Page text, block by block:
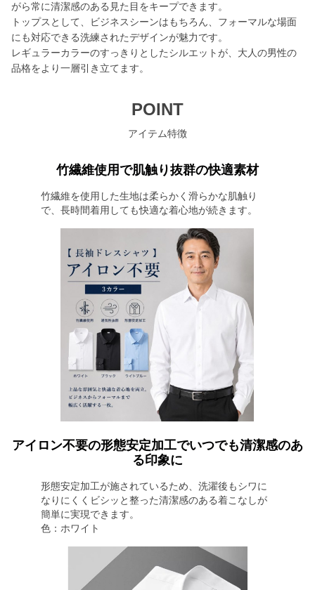
がら常に清潔感のある見た目をキープできます。
トップスとして、ビジネスシーンはもちろん、フォーマルな場面
にも対応できる洗練されたデザインが魅力です。
レギュラーカラーのすっきりとしたシルエットが、大人の男性の
品格をより一層引き立てます。
POINT
アイテム特徴
竹繊維使用で肌触り抜群の快適素材
竹繊維を使用した生地は柔らかく滑らかな肌触り
で、長時間着用しても快適な着心地が続きます。
アイロン不要の形態安定加工でいつでも清潔感のあ
る印象に
形態安定加工が施されているため、洗濯後もシワに
なりにくくビシッと整った清潔感のある着こなしが
簡単に実現できます。
色：ホワイト